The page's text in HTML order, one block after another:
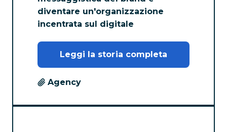
diventare un'organizzazione
incentrata sul digitale
Leggi la storia completa
Agency